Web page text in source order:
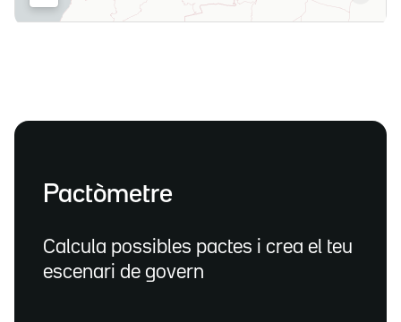
Pactòmetre
Calcula possibles pactes i crea el teu
escenari de govern